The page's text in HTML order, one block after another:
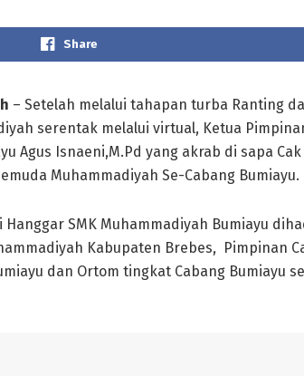
Share
– Setelah melalui tahapan turba Ranting
serentak melalui virtual, Ketua
Agus Isnaeni,M.Pd yang akrab di sapa
Muhammadiyah Se-Cabang Bumiayu.
SMK Muhammadiyah Bumiayu
Kabupaten Brebes, Pimpinan
dan Ortom tingkat Cabang Bumiayu